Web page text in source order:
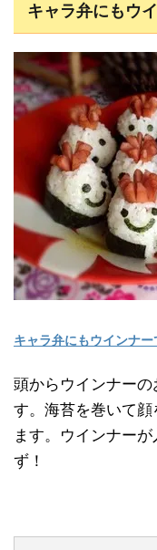
キャラ弁にもウ
キャラ弁にもウインナー
頭からウインナー
す。海苔を巻いて
ます。ウインナー
ず！